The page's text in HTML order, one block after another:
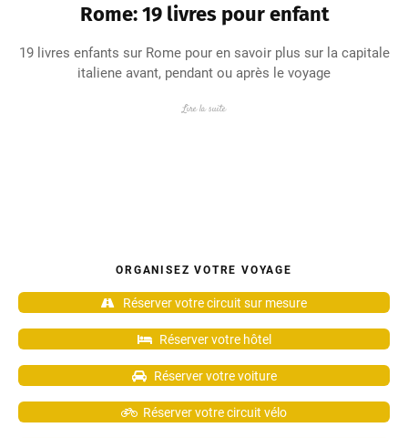
Rome: 19 livres pour enfant
19 livres enfants sur Rome pour en savoir plus sur la capitale
italiene avant, pendant ou après le voyage
Lire la suite
ORGANISEZ VOTRE VOYAGE
Réserver votre circuit sur mesure
Réserver votre hôtel
Réserver votre voiture
Réserver votre circuit vélo